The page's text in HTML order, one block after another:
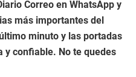
Correo en WhatsApp y
más importantes del
minuto y las portadas
y confiable. No te quedes